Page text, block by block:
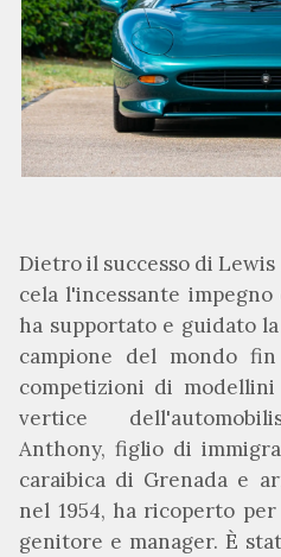
Dietro il successo di
cela l'incessante
ha supportato e guidato
campione del mondo
competizioni di
vertice
Anthony, figlio di
caraibica di Grenada e
nel 1954, ha ricoperto
genitore e manager. È